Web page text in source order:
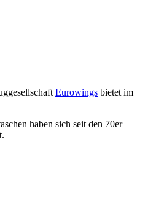
Eurowings bietet im
haben sich seit den 70er